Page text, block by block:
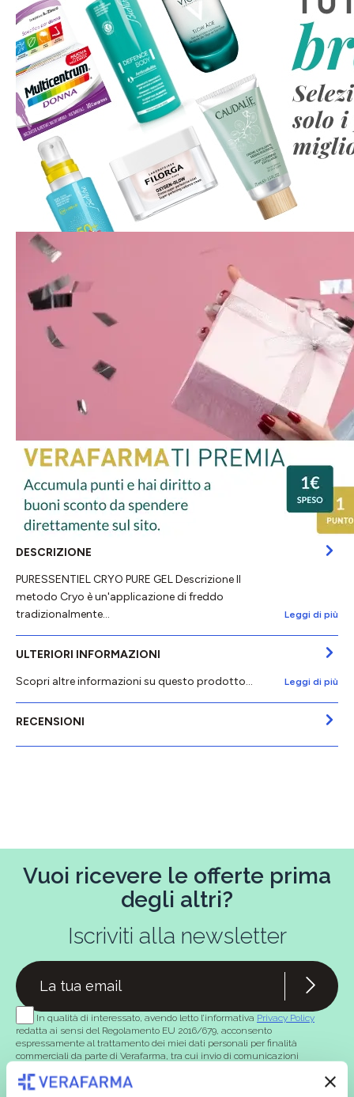
DESCRIZIONE
PURESSENTIEL CRYO PURE GEL Descrizione Il
metodo Cryo è un'applicazione di freddo
tradizionalmente…
Leggi di più
ULTERIORI INFORMAZIONI
Scopri altre informazioni su questo prodotto...
Leggi di più
RECENSIONI
Vuoi ricevere le offerte prima
degli altri?
Iscriviti alla newsletter
In qualità di interessato, avendo letto l’informativa Privacy Policy
redatta ai sensi del Regolamento EU 2016/679, acconsento
espressamente al trattamento dei miei dati personali per finalità
commerciali da parte di Verafarma, tra cui invio di comunicazioni
con inviti e comunicazioni commerciali - e modalità tradizionali, quali ad
es. posta cartacea)